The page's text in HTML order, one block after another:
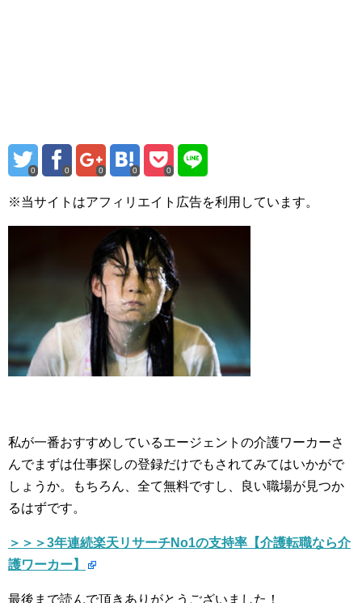
0 0 0 0 0
※当サイトはアフィリエイト広告を利用しています。
私が一番おすすめしているエージェントの介護ワーカーさ
んでまずは仕事探しの登録だけでもされてみてはいかがで
しょうか。もちろん、全て無料ですし、良い職場が見つか
るはずです。
＞＞＞3年連続楽天リサーチNo1の支持率【介護転職なら介
護ワーカー】
最後まで読んで頂きありがとうございました！